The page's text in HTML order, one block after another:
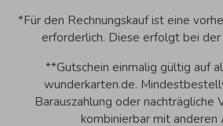
*Für den Rechnungskauf ist eine
erforderlich. Diese erfolgt bei der
**Gutschein einmalig gültig auf
wunderkarten.de.
Barauszahlung oder nachträgliche
kombinierbar mit anderen